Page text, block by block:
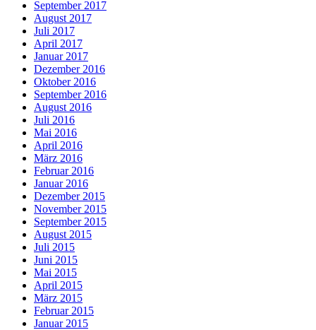
September 2017
August 2017
Juli 2017
April 2017
Januar 2017
Dezember 2016
Oktober 2016
September 2016
August 2016
Juli 2016
Mai 2016
April 2016
März 2016
Februar 2016
Januar 2016
Dezember 2015
November 2015
September 2015
August 2015
Juli 2015
Juni 2015
Mai 2015
April 2015
März 2015
Februar 2015
Januar 2015